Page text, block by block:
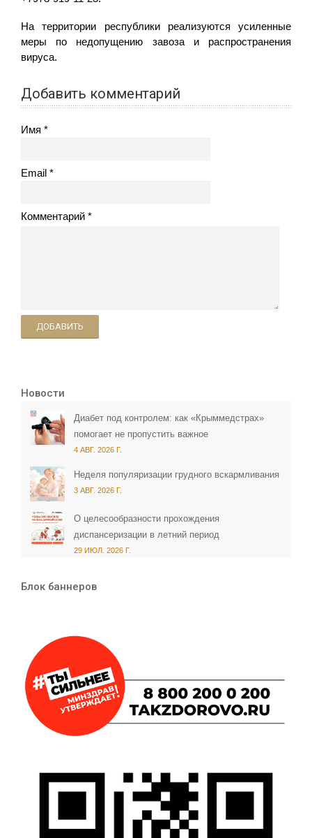
На территории республики реализуются усиленные
меры по недопущению завоза и распространения
вируса.
Добавить комментарий
Имя
Email
Комментарий
ДОБАВИТЬ
Новости
Диабет под контролем: как «Крыммедстрах»
помогает не пропустить важное
4 АВГ. 2026 Г.
Неделя популяризации грудного вскармливания
3 АВГ. 2026 Г.
О целесообразности прохождения
диспансеризации в летний период
29 ИЮЛ. 2026 Г.
Блок баннеров